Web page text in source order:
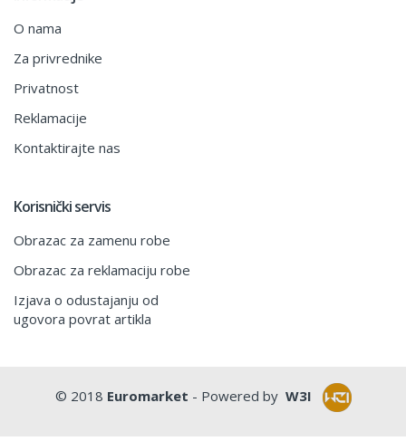
O nama
Za privrednike
Privatnost
Reklamacije
Kontaktirajte nas
Korisnički servis
Obrazac za zamenu robe
Obrazac za reklamaciju robe
Izjava o odustajanju od
ugovora povrat artikla
© 2018 Euromarket - Powered by W3I